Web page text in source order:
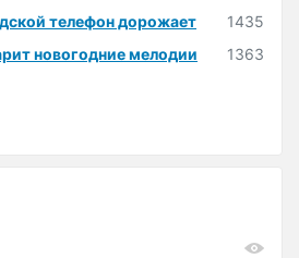
телефон дорожает
1435
новогодние мелодии
1363